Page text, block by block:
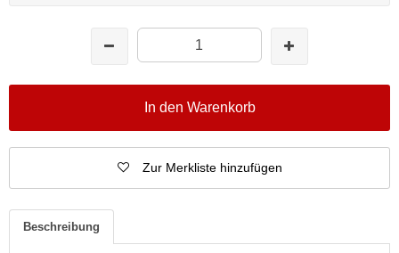
In den Warenkorb
Zur Merkliste hinzufügen
Beschreibung